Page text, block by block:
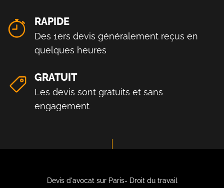
RAPIDE
Des 1ers devis généralement reçus en
quelques heures
GRATUIT
Les devis sont gratuits et sans
engagement
Devis d'avocat sur Paris- Droit du travail